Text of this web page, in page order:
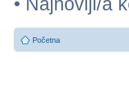
• Najnoviji/a
Početna